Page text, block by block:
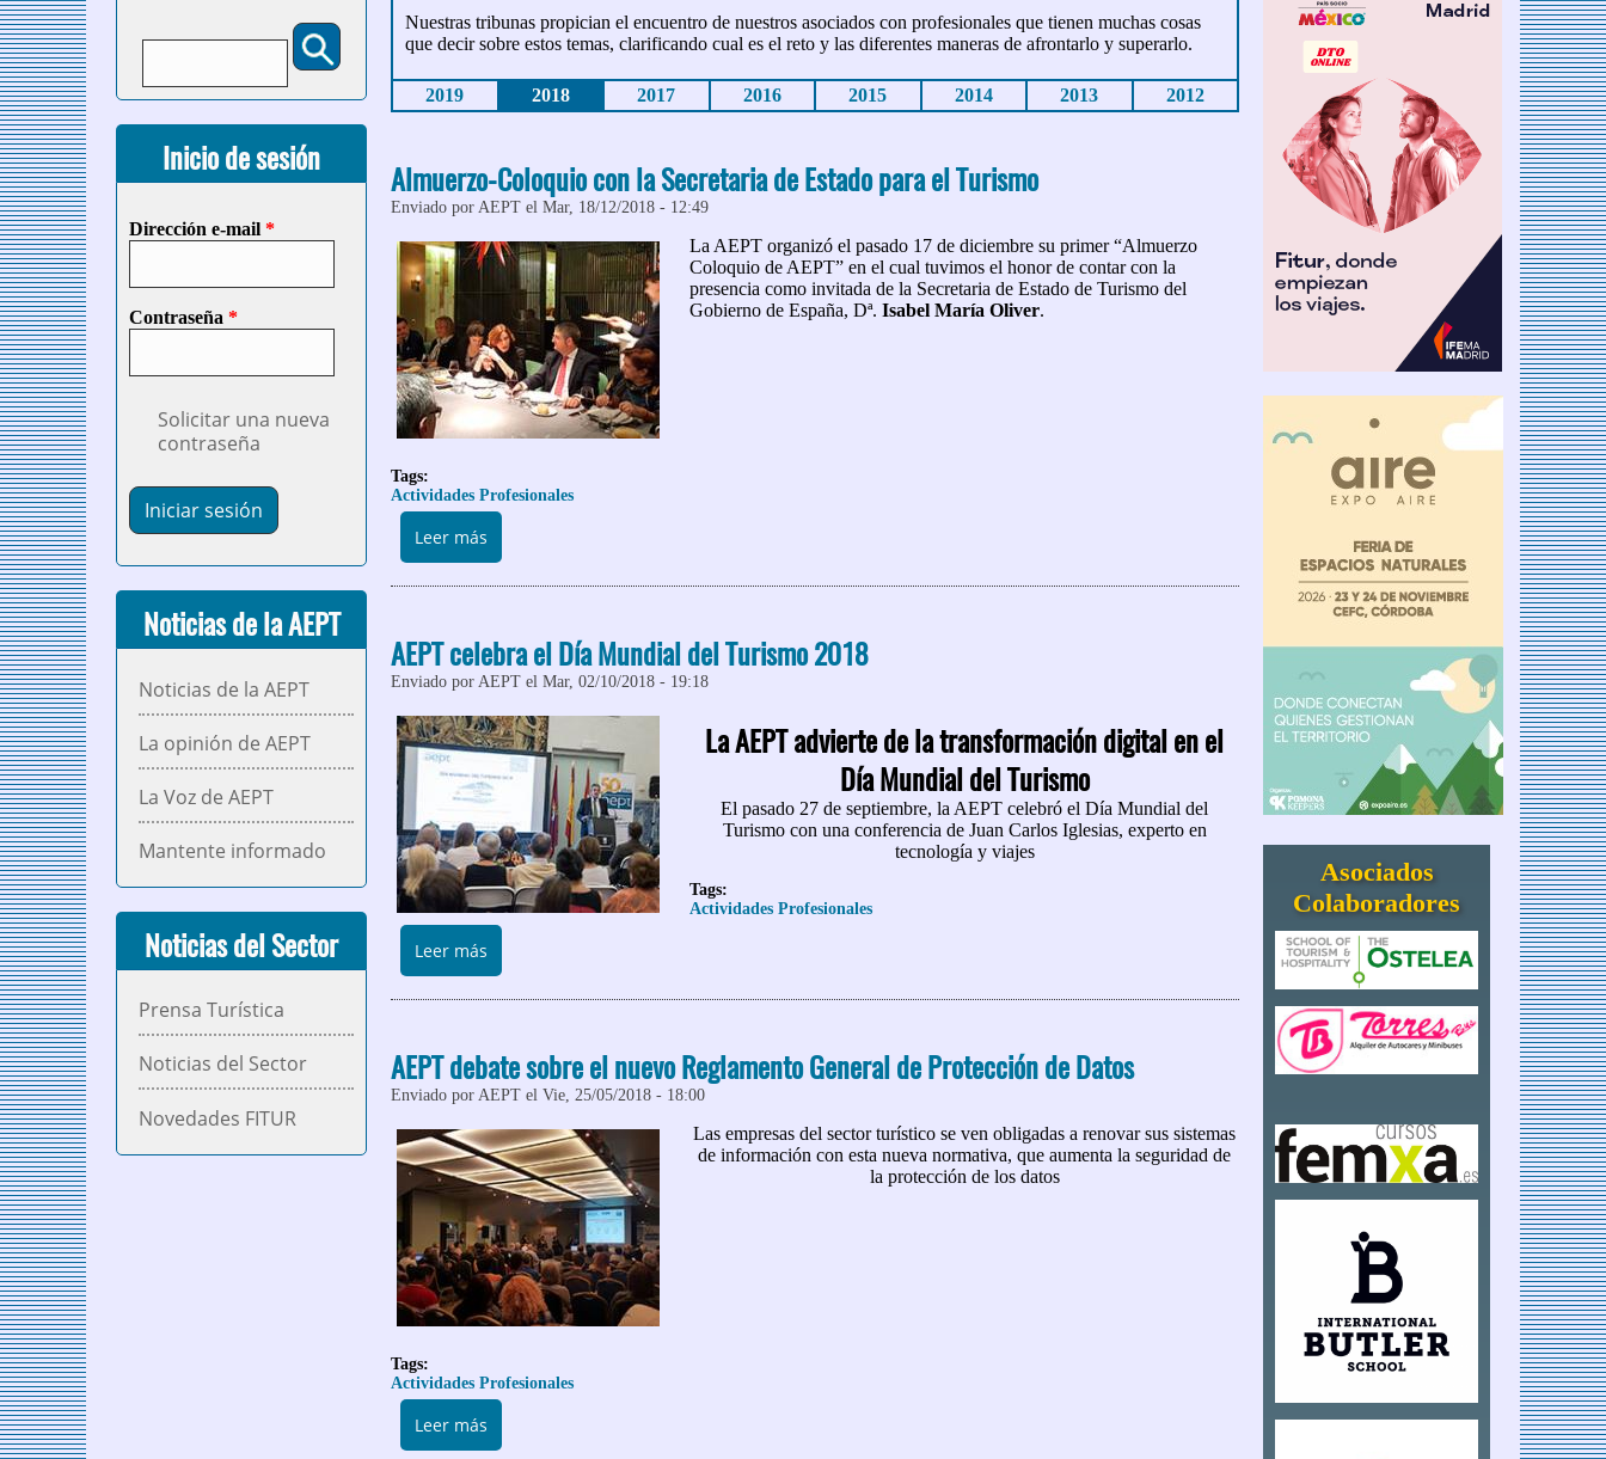
Nuestras tribunas propician el encuentro de nuestros asociados con profesionales que tienen muchas cosas
que decir sobre estos temas, clarificando cual es el reto y las diferentes maneras de afrontarlo y superarlo.
2019 2018 2017 2016 2015 2014 2013 2012
Almuerzo-Coloquio con la Secretaria de Estado para el Turismo
Enviado por AEPT el Mar, 18/12/2018 - 12:49
La AEPT organizó el pasado 17 de diciembre su primer “Almuerzo
Coloquio de AEPT” en el cual tuvimos el honor de contar con la
presencia como invitada de la Secretaria de Estado de Turismo del
Gobierno de España, Dª. Isabel María Oliver.
Tags:
Actividades Profesionales
Leer más
AEPT celebra el Día Mundial del Turismo 2018
Enviado por AEPT el Mar, 02/10/2018 - 19:18
La AEPT advierte de la transformación digital en el
Día Mundial del Turismo
El pasado 27 de septiembre, la AEPT celebró el Día Mundial del
Turismo con una conferencia de Juan Carlos Iglesias, experto en
tecnología y viajes
Tags:
Actividades Profesionales
Leer más
AEPT debate sobre el nuevo Reglamento General de Protección de Datos
Enviado por AEPT el Vie, 25/05/2018 - 18:00
Las empresas del sector turístico se ven obligadas a renovar sus sistemas
de información con esta nueva normativa, que aumenta la seguridad de
la protección de los datos
Tags:
Actividades Profesionales
Leer más
Formulario de búsqueda
Inicio de sesión
Dirección e-mail *
Contraseña *
Solicitar una nueva
contraseña
Noticias de la AEPT
Noticias de la AEPT
La opinión de AEPT
La Voz de AEPT
Mantente informado
Noticias del Sector
Prensa Turística
Noticias del Sector
Novedades FITUR
Asociados
Colaboradores